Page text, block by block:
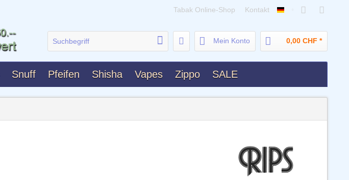
Tabak Online-Shop Kontakt Deutsch
Mein Konto 0,00 CHF *
Snuff Pfeifen Shisha Vapes Zippo SALE